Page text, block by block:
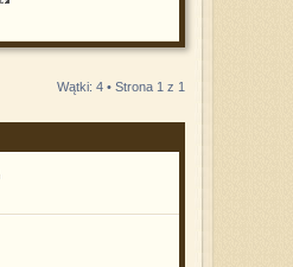
Wątki: 4 • Strona 1 z 1